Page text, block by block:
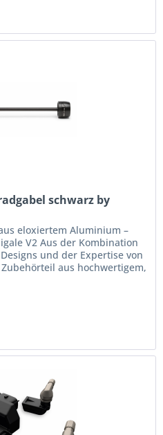
schwarz by
eloxiertem Aluminium –
V2 Aus der Kombination
und der Expertise von
aus hochwertigem,